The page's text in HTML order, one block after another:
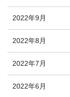
2022年9月
2022年8月
2022年7月
2022年6月